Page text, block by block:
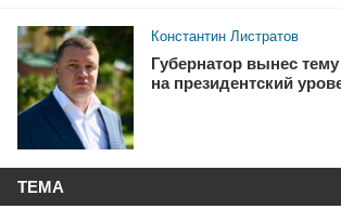
Константин Листратов
Губернатор вынес
на президентский
ТЕМА